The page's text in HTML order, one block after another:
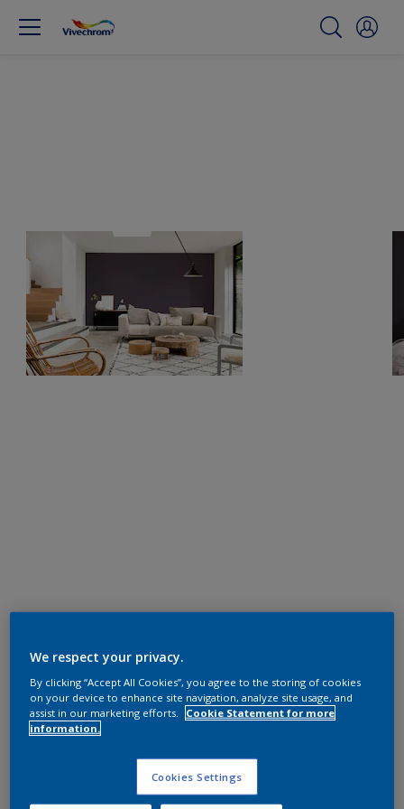
We respect your privacy.
By clicking “Accept All Cookies”, you agree to the storing of cookies
on your device to enhance site navigation, analyze site usage, and
assist in our marketing efforts.
Cookie Statement for more
information.
Cookies Settings